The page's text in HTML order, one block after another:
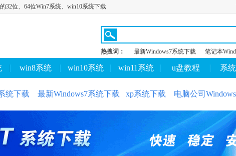
32位、64位Win7系统、win10系统下载
热搜词： 最新Windows7系统下载 笔记本
win8系统 win10系统 win11系统 u盘教程 系
统下载 最新Windows7系统下载 xp系统下载 电脑公司